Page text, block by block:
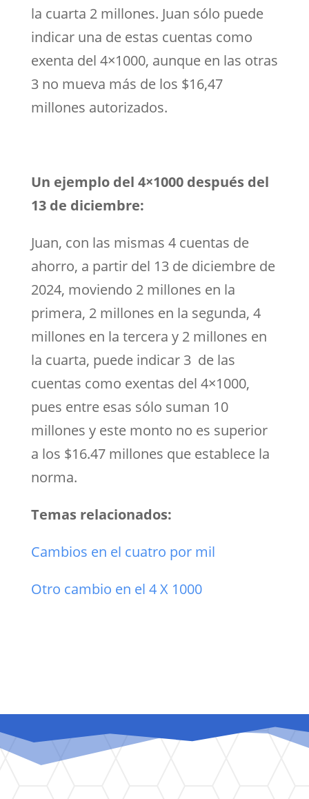
la cuarta 2 millones. Juan sólo puede
indicar una de estas cuentas como
exenta del 4×1000, aunque en las otras
3 no mueva más de los $16,47
millones autorizados.
Un ejemplo del 4×1000 después del
13 de diciembre:
Juan, con las mismas 4 cuentas de
ahorro, a partir del 13 de diciembre de
2024, moviendo 2 millones en la
primera, 2 millones en la segunda, 4
millones en la tercera y 2 millones en
la cuarta, puede indicar 3 de las
cuentas como exentas del 4×1000,
pues entre esas sólo suman 10
millones y este monto no es superior
a los $16.47 millones que establece la
norma.
Temas relacionados:
Cambios en el cuatro por mil
Otro cambio en el 4 X 1000